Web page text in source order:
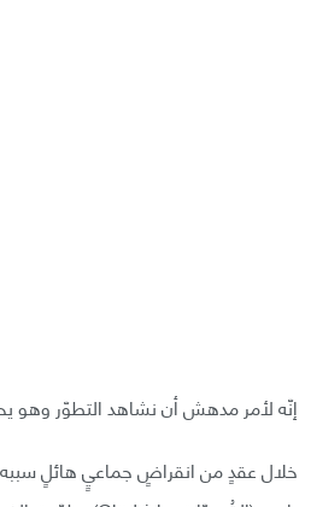
إنّه لأمر مدهش أن نشاهد التطوّر وهو
خلال عقدٍ من انقراضٍ جماعيٍ هائلٍ